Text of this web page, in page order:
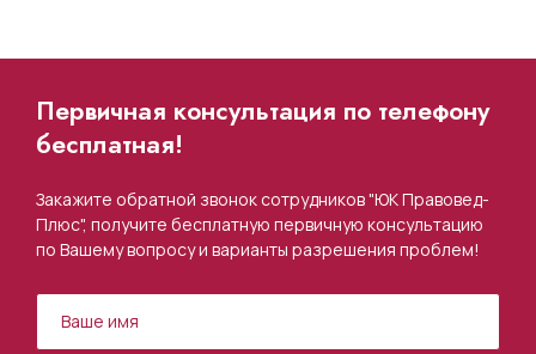
Первичная консультация по телефону
бесплатная!
Закажите обратной звонок сотрудников "ЮК Правовед-
Плюс", получите бесплатную первичную консультацию
по Вашему вопросу и варианты разрешения проблем!